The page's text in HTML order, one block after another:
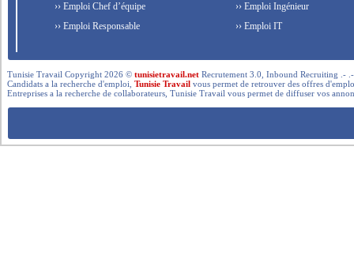
›› Emploi Chef d’équipe
›› Emploi Responsable
›› Emploi Ingénieur
›› Emploi IT
Tunisie Travail Copyright 2026 ©tunisietravail.net Recrutement 3.0, Inbound Recruiting .-
Candidats a la recherche d'emploi,Tunisie Travail vous permet de retrouver des offres
Entreprises a la recherche de collaborateurs, Tunisie Travail vous permet de diffuser vos